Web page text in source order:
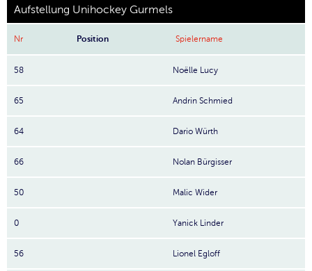
Aufstellung Unihockey Gurmels
Nr Position Spielername
58 Noëlle Lucy
65 Andrin Schmied
64 Dario Würth
66 Nolan Bürgisser
50 Malic Wider
0 Yanick Linder
56 Lionel Egloff